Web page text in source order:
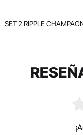
SET 2 RIPPLE